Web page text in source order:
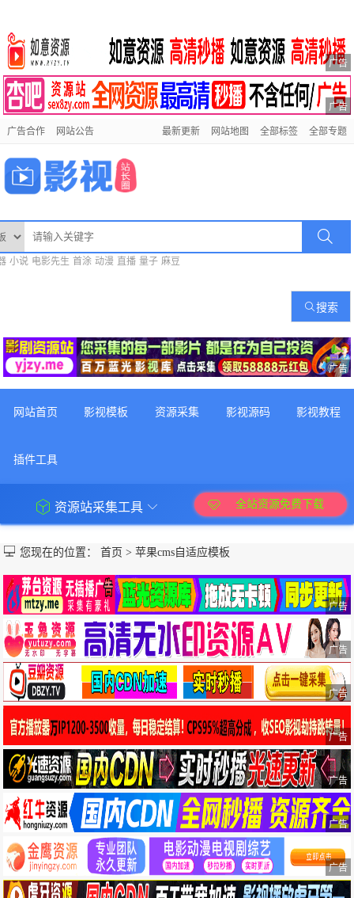
广告
广告
广告合作 网站公告 最新更新 网站地图 全部标签 全部专题
小说 电影先生 首涂 动漫 直播 量子 麻豆
搜索
广告
网站首页 影视模板 资源采集 影视源码 影视教程
插件工具
资源站采集工具 全站资源免费下载
您现在的位置：首页 >苹果cms自适应模板
广告
广告
广告
广告
广告
广告
广告